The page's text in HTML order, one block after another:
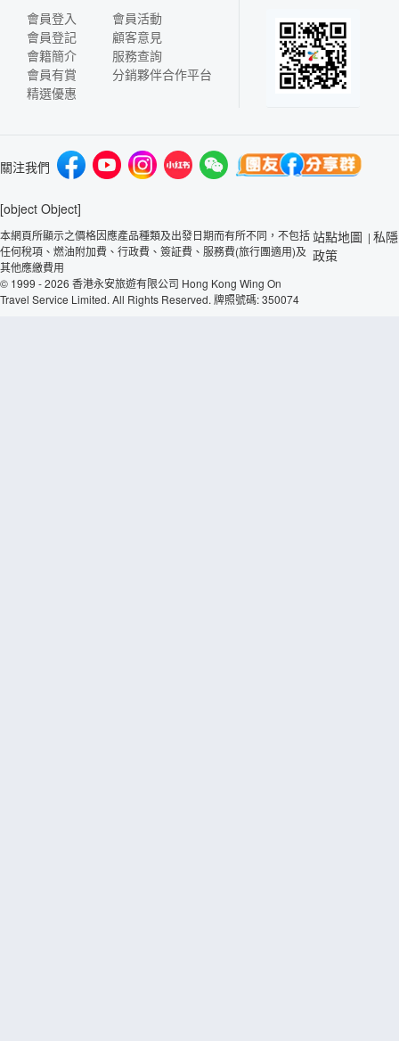
會員登入
會員登記
會籍簡介
會員有賞
精選優惠
會員活動
顧客意見
服務查詢
分銷夥伴合作平台
關注我們
[object Object]
本網頁所顯示之價格因應產品種類及出發日期而有所不同，不包括
任何稅項、燃油附加費、行政費、簽証費、服務費(旅行團適用)及
其他應繳費用
© 1999 - 2026 香港永安旅遊有限公司 Hong Kong Wing On
Travel Service Limited. All Rights Reserved. 牌照號碼: 350074
站點地圖 | 私隱
政策